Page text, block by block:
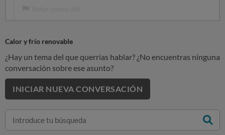
Calor y frío renovable
¿Hay un tema del que querrías hablar? ¿No encuentras ninguna
conversación sobre ese asunto?
INICIAR NUEVA CONVERSACIÓN